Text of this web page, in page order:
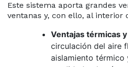
Este sistema aporta grandes
ventanas y, con ello, al interior
Ventajas térmicas
circulación del aire
aislamiento térmico